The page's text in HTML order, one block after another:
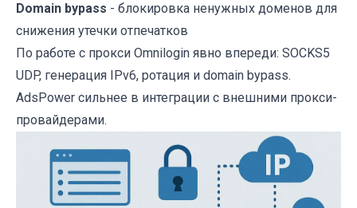
Domain bypass - блокировка ненужных доменов для
снижения утечки отпечатков
По работе с прокси Omnilogin явно впереди: SOCKS5
UDP, генерация IPv6, ротация и domain bypass.
AdsPower сильнее в интеграции с внешними прокси-
провайдерами.